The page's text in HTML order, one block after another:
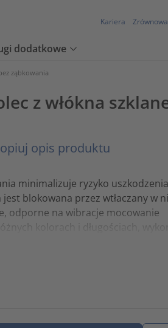
Kariera
dodatkowe
ząbkowania
z włókna
opis produktu
minimalizuje ryzyko
jest blokowana przez wtłaczany w
odporne na wibracje mocowanie
kolorach i długościach,